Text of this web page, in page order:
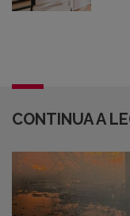
CONTINUA A